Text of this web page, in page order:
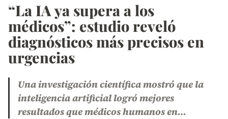
“La IA ya supera a los
médicos”: estudio reveló
diagnósticos más precisos en
urgencias
Una investigación científica mostró que la
inteligencia artificial logró mejores
resultados que médicos humanos en…